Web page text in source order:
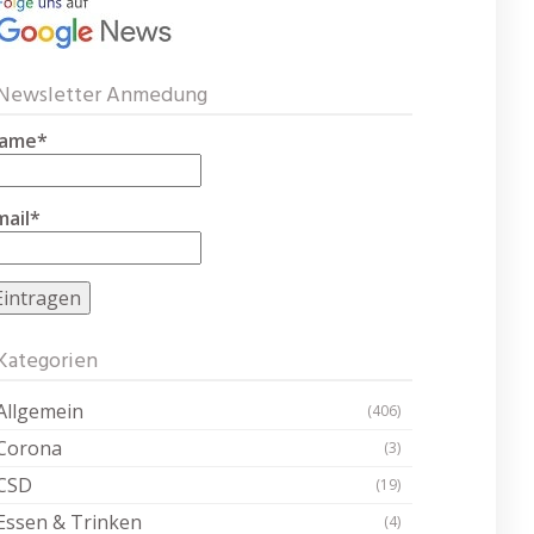
Anmedung
(406)
(3)
(19)
& Trinken (4)